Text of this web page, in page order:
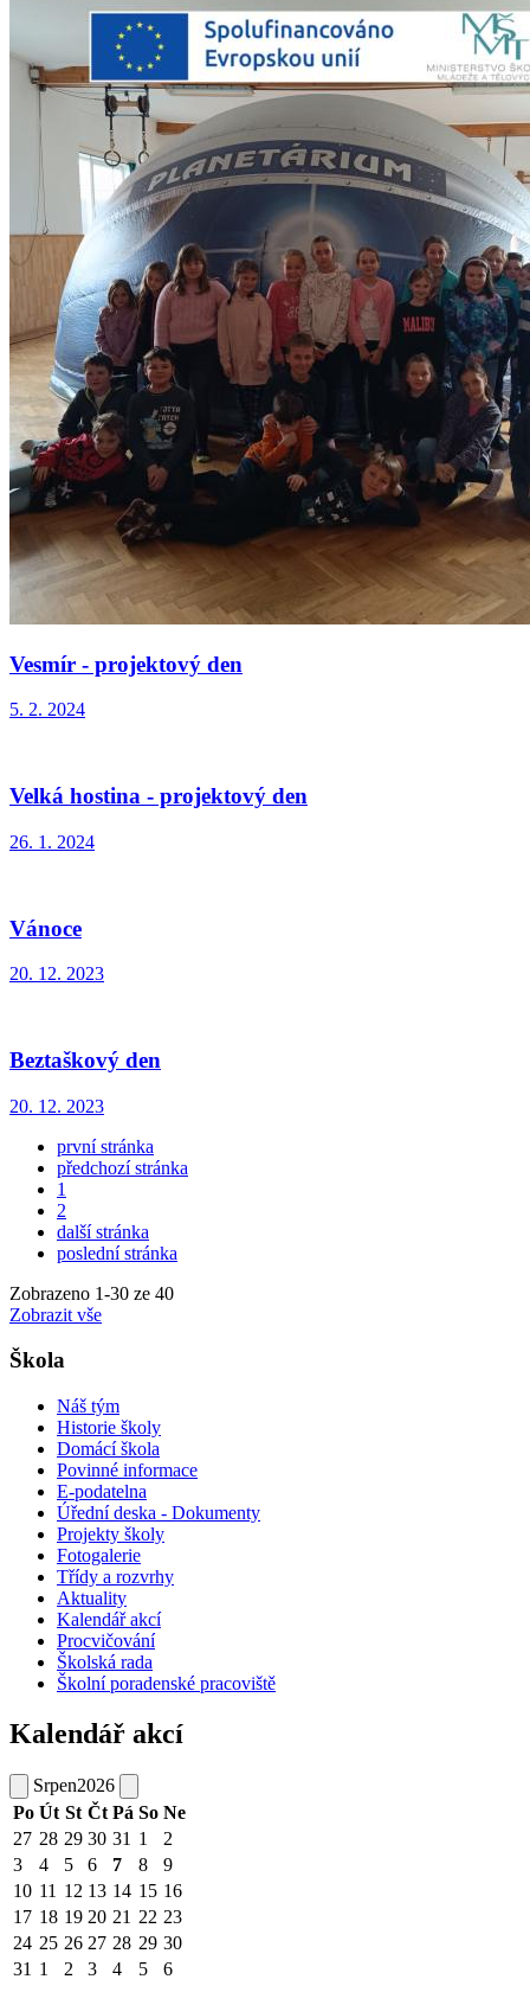
Vesmír - projektový den
5. 2. 2024
Velká hostina - projektový den
26. 1. 2024
Vánoce
20. 12. 2023
Beztaškový den
20. 12. 2023
první stránka
předchozí stránka
1
2
další stránka
poslední stránka
Zobrazeno 1-30 ze 40
Zobrazit vše
Škola
Náš tým
Historie školy
Domácí škola
Povinné informace
E-podatelna
Úřední deska - Dokumenty
Projekty školy
Fotogalerie
Třídy a rozvrhy
Aktuality
Kalendář akcí
Procvičování
Školská rada
Školní poradenské pracoviště
Kalendář akcí
Srpen2026
Po Út St Čt Pá So Ne
27 28 29 30 31 1
2
3
4 5 6 7 8
9
10 11 12 13 14 15 16
17 18 19 20 21 22 23
24 25 26 27 28 29 30
31 1 2 3 4 5 6